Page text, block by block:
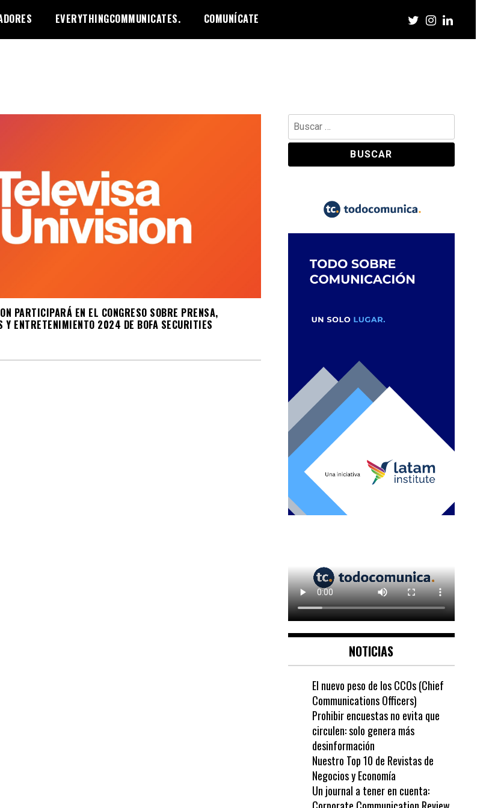
EVERYTHINGCOMMUNICATES. COMUNÍCATE
PARTICIPARÁ EN EL CONGRESO SOBRE PRENSA,
Y ENTRETENIMIENTO 2024 DE BOFA SECURITIES
Buscar:
NOTICIAS
El nuevo peso de los CCOs (Chief
Communications Officers)
Prohibir encuestas no evita que
circulen: solo genera más
desinformación
Nuestro Top 10 de Revistas de
Negocios y Economía
Un journal a tener en cuenta: